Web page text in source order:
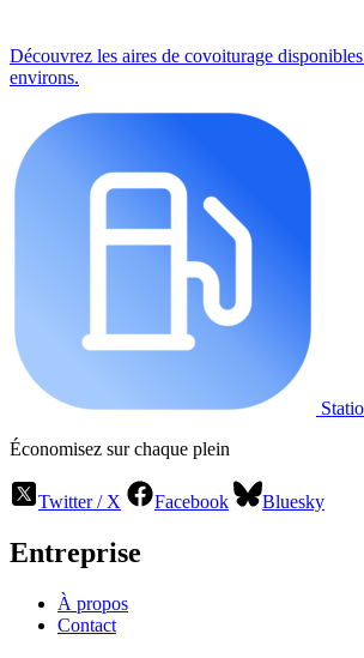
Découvrez les aires de covoiturage
environs.
Économisez sur chaque plein
Twitter / X Facebook Bluesky
Entreprise
À propos
Contact